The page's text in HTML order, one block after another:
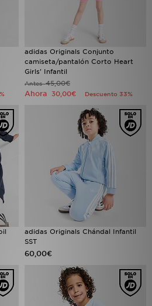
adidas Originals Conjunto
camiseta/pantalón Corto Heart
Girls' Infantil
Antes45,00€
Ahora 30,00€ Descuento 33%
adidas Originals Chándal Infantil
SST
60,00€